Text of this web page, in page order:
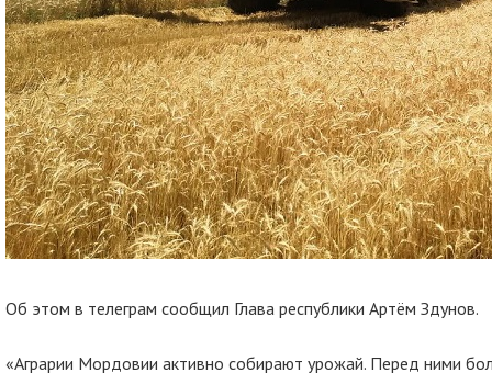
Об этом в телеграм сообщил Глава республики Артём Здунов.
«Аграрии Мордовии активно собирают урожай. Перед ними